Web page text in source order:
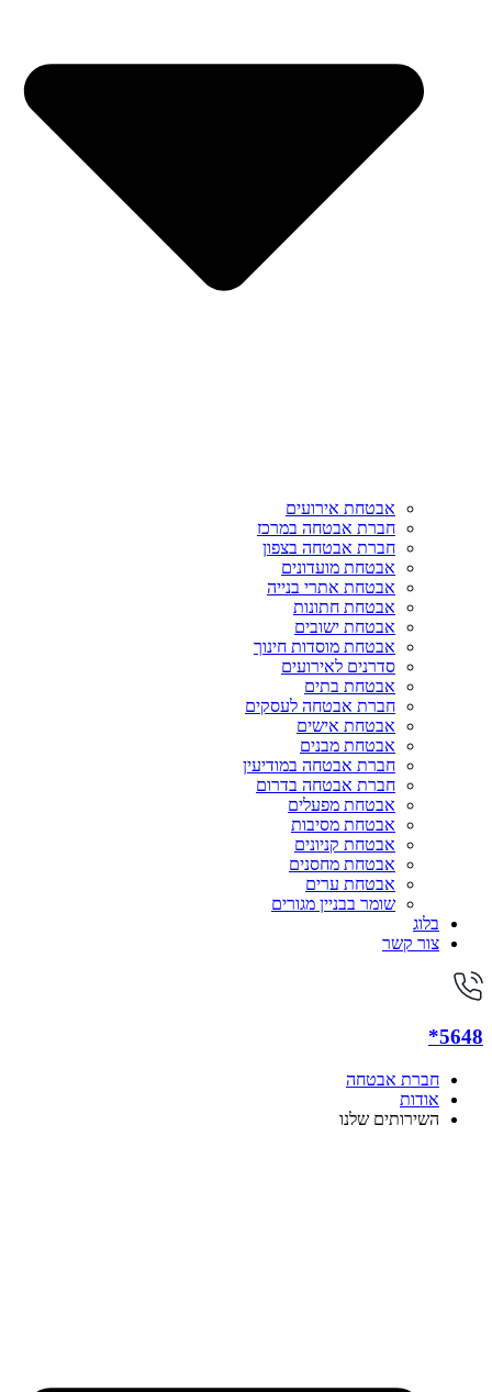
אבטחת אירועים
חברת אבטחה במרכז
חברת אבטחה בצפון
אבטחת מועדונים
אבטחת אתרי בנייה
אבטחת חתונות
אבטחת ישובים
אבטחת מוסדות חינוך
סדרנים לאירועים
אבטחת בתים
חברת אבטחה לעסקים
אבטחת אישים
אבטחת מבנים
חברת אבטחה במודיעין
חברת אבטחה בדרום
אבטחת מפעלים
אבטחת מסיבות
אבטחת קניונים
אבטחת מחסנים
אבטחת ערים
שומר בבניין מגורים
בלוג
צור קשר
5648*
חברת אבטחה
אודות
השירותים שלנו